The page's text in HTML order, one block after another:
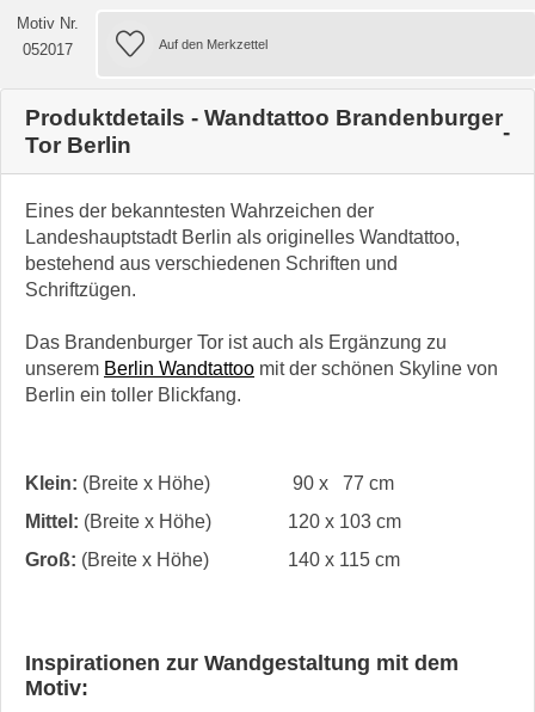
Motiv Nr.
052017
Produktdetails - Wandtattoo Brandenburger
Tor Berlin
Eines der bekanntesten Wahrzeichen der
Landeshauptstadt Berlin als originelles Wandtattoo,
bestehend aus verschiedenen Schriften und
Schriftzügen.
Das Brandenburger Tor ist auch als Ergänzung zu
unserem Berlin Wandtattoo mit der schönen Skyline von
Berlin ein toller Blickfang.
Klein: (Breite x Höhe)
90 x 77 cm
Mittel: (Breite x Höhe)
120 x 103 cm
Groß: (Breite x Höhe) 140 x 115 cm
Inspirationen zur Wandgestaltung mit dem
Motiv: